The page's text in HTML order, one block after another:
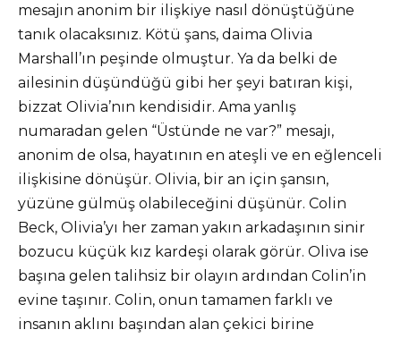
mesajın anonim bir ilişkiye nasıl dönüştüğüne
tanık olacaksınız. Kötü şans, daima Olivia
Marshall’ın peşinde olmuştur. Ya da belki de
ailesinin düşündüğü gibi her şeyi batıran kişi,
bizzat Olivia’nın kendisidir. Ama yanlış
numaradan gelen “Üstünde ne var?” mesajı,
anonim de olsa, hayatının en ateşli ve en eğlenceli
ilişkisine dönüşür. Olivia, bir an için şansın,
yüzüne gülmüş olabileceğini düşünür. Colin
Beck, Olivia’yı her zaman yakın arkadaşının sinir
bozucu küçük kız kardeşi olarak görür. Oliva ise
başına gelen talihsiz bir olayın ardından Colin’in
evine taşınır. Colin, onun tamamen farklı ve
insanın aklını başından alan çekici birine